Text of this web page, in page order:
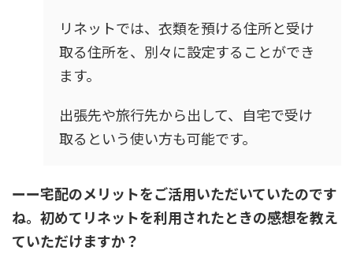
リネットでは、衣類を預ける住所と受け
取る住所を、別々に設定することができ
ます。
出張先や旅行先から出して、自宅で受け
取るという使い方も可能です。
ーー宅配のメリットをご活用いただいていたのです
ね。初めてリネットを利用されたときの感想を教え
ていただけますか？